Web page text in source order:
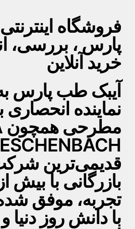
فروشگاه
پارس ، بررسی،
خرید آنلاین
آیبک طب پارس
نماینده انحصاری
قدیمی‌ترین
بازرگانی با بیش
تجربه، موفق
با دانش روز دنیا